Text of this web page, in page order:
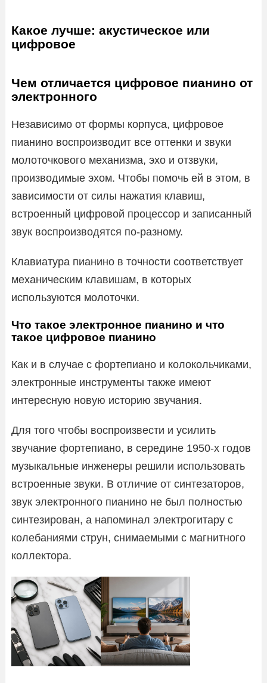
Какое лучше: акустическое или
цифровое
Чем отличается цифровое пианино от
электронного
Независимо от формы корпуса, цифровое
пианино воспроизводит все оттенки и звуки
молоточкового механизма, эхо и отзвуки,
производимые эхом. Чтобы помочь ей в этом, в
зависимости от силы нажатия клавиш,
встроенный цифровой процессор и записанный
звук воспроизводятся по-разному.
Клавиатура пианино в точности соответствует
механическим клавишам, в которых
используются молоточки.
Что такое электронное пианино и что
такое цифровое пианино
Как и в случае с фортепиано и колокольчиками,
электронные инструменты также имеют
интересную новую историю звучания.
Для того чтобы воспроизвести и усилить
звучание фортепиано, в середине 1950-х годов
музыкальные инженеры решили использовать
встроенные звуки. В отличие от синтезаторов,
звук электронного пианино не был полностью
синтезирован, а напоминал электрогитару с
колебаниями струн, снимаемыми с магнитного
коллектора.